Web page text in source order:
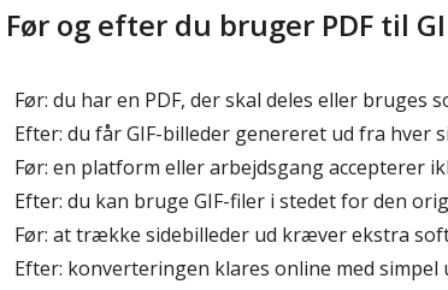
Før og efter du bruger PDF til
Før: du har en PDF, der skal deles eller bruges
Efter: du får GIF-billeder genereret ud fra hver
Før: en platform eller arbejdsgang accepterer
Efter: du kan bruge GIF-filer i stedet for den
Før: at trække sidebilleder ud kræver ekstra
Efter: konverteringen klares online med simpel